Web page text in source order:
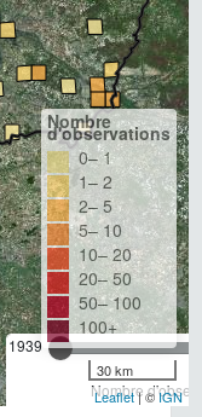
1939
Nombre
Nombre
d'observations
0– 1
1– 2
2– 5
5– 10
10– 20
20– 50
50– 100
100+
30 km
Leaflet| ©IGN